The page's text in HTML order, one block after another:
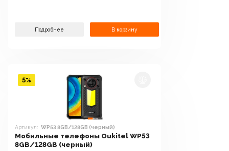
Подробнее В корзину
Артикул: WP53 8GB/128GB (черный)
Мобильные телефоны Oukitel WP53
8GB/128GB (черный)
5%